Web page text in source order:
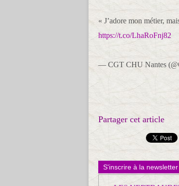
« J’adore mon métier,
https://t.co/LhaRoFnj82
— CGT CHU Nantes
Partager cet article
S'inscrire à la newsletter